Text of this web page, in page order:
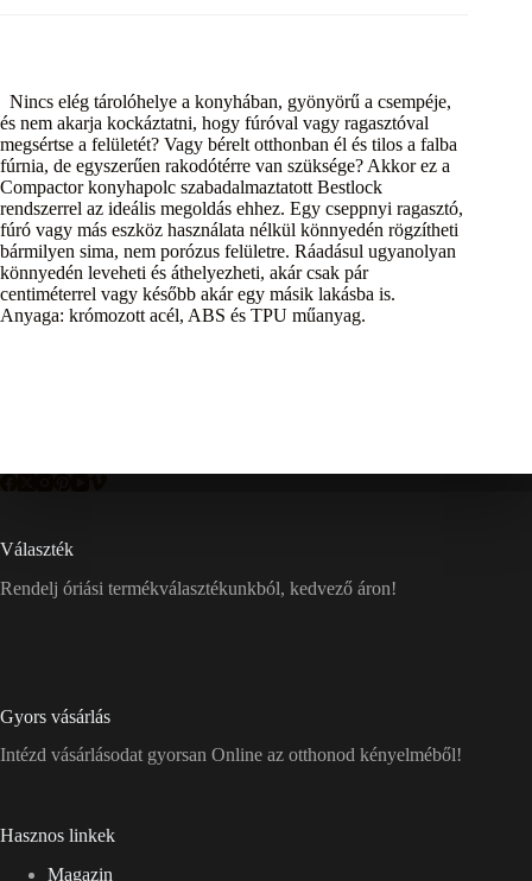
Nincs elég tárolóhelye a konyhában, gyönyörű a csempéje,
és nem akarja kockáztatni, hogy fúróval vagy ragasztóval
megsértse a felületét? Vagy bérelt otthonban él és tilos a falba
fúrnia, de egyszerűen rakodótérre van szüksége? Akkor ez a
Compactor konyhapolc szabadalmaztatott Bestlock
rendszerrel az ideális megoldás ehhez. Egy cseppnyi ragasztó,
fúró vagy más eszköz használata nélkül könnyedén rögzítheti
bármilyen sima, nem porózus felületre. Ráadásul ugyanolyan
könnyedén leveheti és áthelyezheti, akár csak pár
centiméterrel vagy később akár egy másik lakásba is.
Anyaga: krómozott acél, ABS és TPU műanyag.
Választék
Rendelj óriási termékválasztékunkból, kedvező áron!
Gyors vásárlás
Intézd vásárlásodat gyorsan Online az otthonod kényelméből!
Hasznos linkek
Magazin